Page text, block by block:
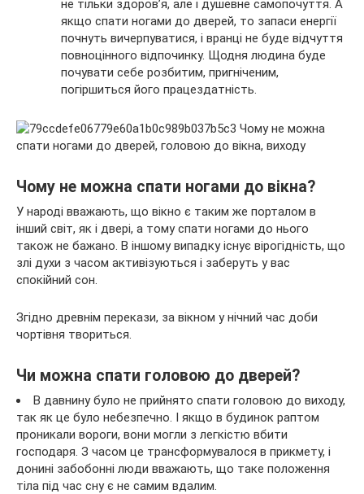
не тільки здоров’я, але і душевне самопочуття. А
якщо спати ногами до дверей, то запаси енергії
почнуть вичерпуватися, і вранці не буде відчуття
повноцінного відпочинку. Щодня людина буде
почувати себе розбитим, пригніченим,
погіршиться його працездатність.
Чому не можна спати ногами до вікна?
У народі вважають, що вікно є таким же порталом в
інший світ, як і двері, а тому спати ногами до нього
також не бажано. В іншому випадку існує вірогідність, що
злі духи з часом активізуються і заберуть у вас
спокійний сон.
Згідно древнім перекази, за вікном у нічний час доби
чортівня твориться.
Чи можна спати головою до дверей?
В давнину було не прийнято спати головою до виходу,
так як це було небезпечно. І якщо в будинок раптом
проникали вороги, вони могли з легкістю вбити
господаря. З часом це трансформувалося в прикмету, і
донині забобонні люди вважають, що таке положення
тіла під час сну є не самим вдалим.